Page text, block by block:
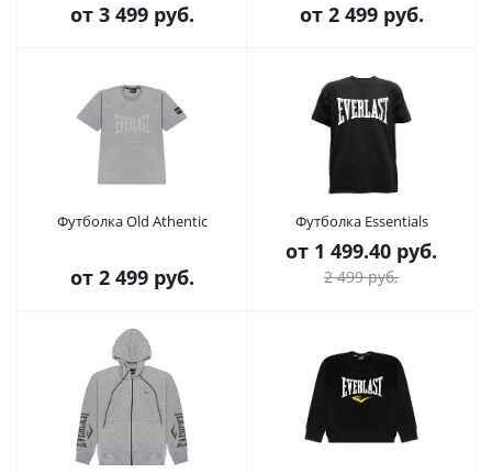
от 3 499 руб. от 2 499 руб.
Футболка Old Athentic
от 2 499 руб.
Футболка Essentials
от 1 499.40 руб.
2 499 руб.